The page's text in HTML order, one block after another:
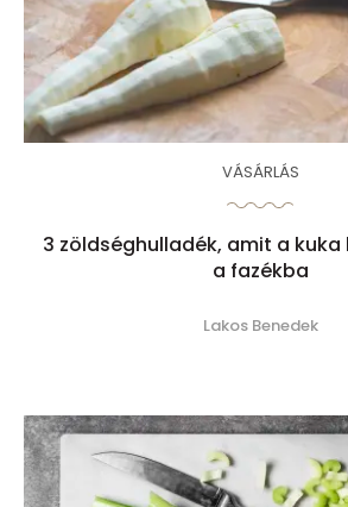
VÁSÁRLÁS
3 zöldséghulladék, amit a
a fazékba
Lakos Benedek